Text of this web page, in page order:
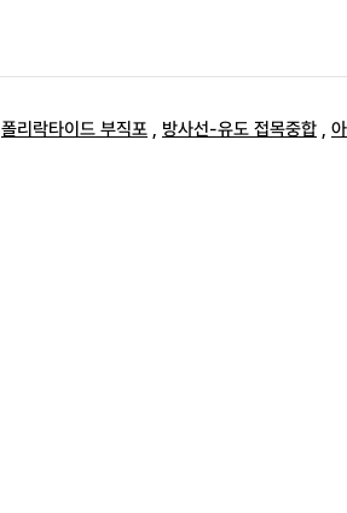
폴리락타이드 부직포 , 방사선-유도 접목중합 ,